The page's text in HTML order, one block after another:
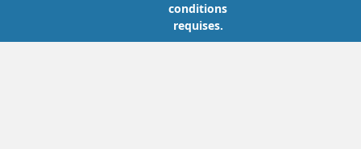
conditions
requises.